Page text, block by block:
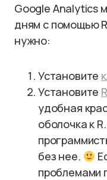
Google Analytics
дням с помощью
нужно:
Установите
Установите
удобная
оболочка к
без нее.
проблемами